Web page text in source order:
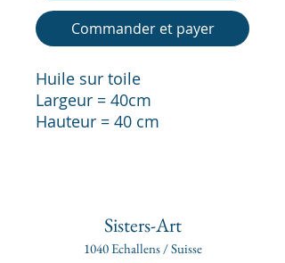
Commander et payer
Huile sur toile
Largeur = 40cm
Hauteur = 40 cm
Sisters-Art
1040 Echallens / Suisse